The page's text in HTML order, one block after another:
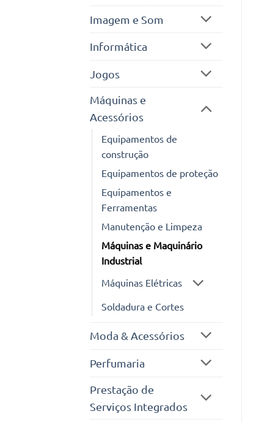
Imagem e Som
Informática
Jogos
Máquinas e
Acessórios
Equipamentos de
construção
Equipamentos de proteção
Equipamentos e
Ferramentas
Manutenção e Limpeza
Máquinas e Maquinário
Industrial
Máquinas Elétricas
Soldadura e Cortes
Moda & Acessórios
Perfumaria
Prestação de
Serviços Integrados